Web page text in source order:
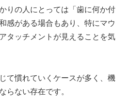
りの人にとっては「歯に何か付
感がある場合もあり、特にマウ
タッチメントが見えることを気
て慣れていくケースが多く、機
らない存在です。